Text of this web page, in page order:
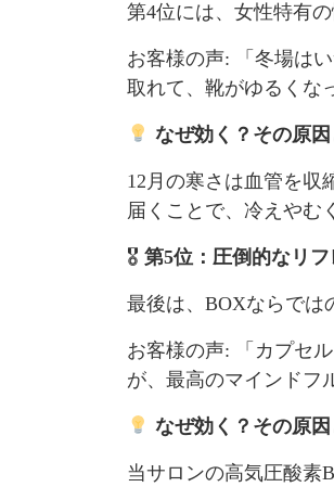
第4位には、女性特有
お客様の声: 「冬場は
取れて、靴がゆるくな
なぜ効く？その原
12月の寒さは血管を収
届くことで、冷えやむ
🎖 第5位：圧倒的なリ
最後は、BOXならでは
お客様の声: 「カプセ
が、最高のマインドフ
なぜ効く？その原
当サロンの高気圧酸素